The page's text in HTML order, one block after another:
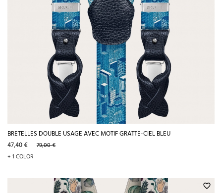
BRETELLES DOUBLE USAGE AVEC MOTIF GRATTE-CIEL BLEU
Prix
47,40 € Prix
de
base
79,00 €
+ 1 COLOR
favorite_border